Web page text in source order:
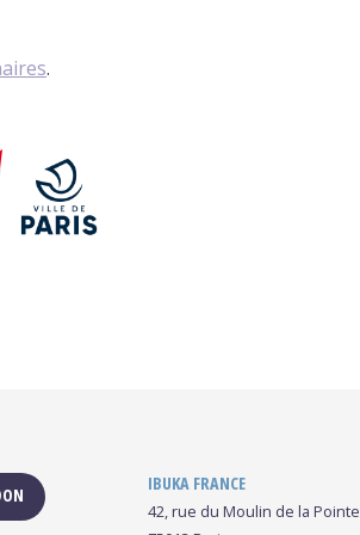
.
IBUKA FRANCE
42, rue du Moulin de la Pointe